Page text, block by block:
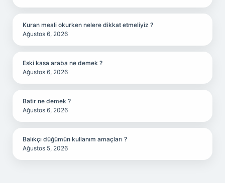
Kuran meali okurken nelere dikkat etmeliyiz ?
Ağustos 6, 2026
Eski kasa araba ne demek ?
Ağustos 6, 2026
Batir ne demek ?
Ağustos 6, 2026
Balıkçı düğümün kullanım amaçları ?
Ağustos 5, 2026